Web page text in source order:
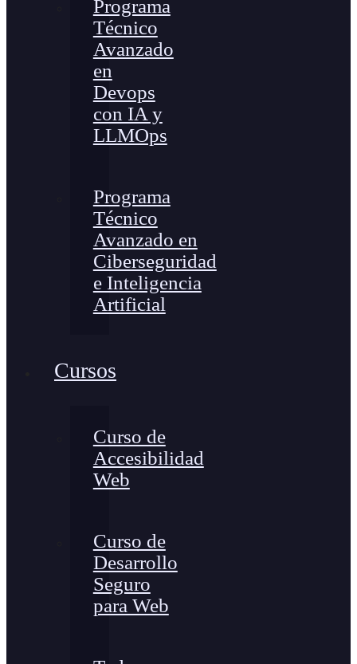
Programa
Técnico
Avanzado
en
Devops
con IA y
LLMOps
Programa
Técnico
Avanzado en
Ciberseguridad
e Inteligencia
Artificial
Cursos
Curso de
Accesibilidad
Web
Curso de
Desarrollo
Seguro
para Web